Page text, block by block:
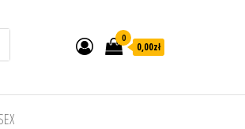
0
0,00zł